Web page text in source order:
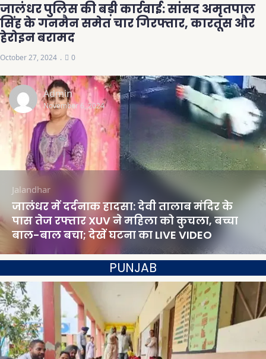
जालंधर पुलिस की बड़ी कार्रवाई: सांसद अमृतपाल
सिंह के गनमैन समेत चार गिरफ्तार, कारतूस और
हेरोइन बरामद
October 27, 2024 0
Admin
November 6, 2024
Jalandhar
जालंधर में दर्दनाक हादसा: देवी तालाब मंदिर के
पास तेज रफ्तार XUV ने महिला को कुचला, बच्चा
बाल-बाल बचा; देखें घटना का LIVE VIDEO
PUNJAB